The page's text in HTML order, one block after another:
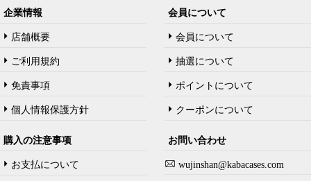
企業情報
店舗概要
ご利用規約
免責事項
個人情報保護方針
会員について
会員について
抽選について
ポイントについて
クーポンについて
購入の注意事项
お支払について
お問い合わせ
wujinshan@kabacases.com